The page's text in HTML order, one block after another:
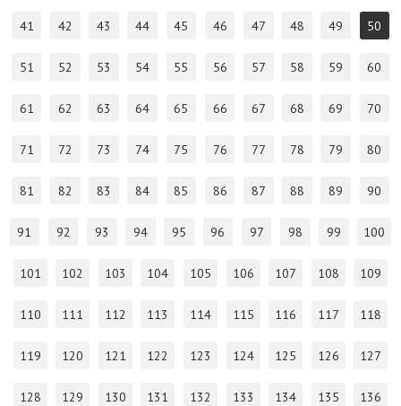
41 42 43 44 45 46 47 48 49 50
51 52 53 54 55 56 57 58 59 60
61 62 63 64 65 66 67 68 69 70
71 72 73 74 75 76 77 78 79 80
81 82 83 84 85 86 87 88 89 90
91 92 93 94 95 96 97 98 99 100
101 102 103 104 105 106 107 108 109
110 111 112 113 114 115 116 117 118
119 120 121 122 123 124 125 126 127
128 129 130 131 132 133 134 135 136